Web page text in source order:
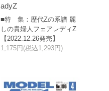
adyZ
■特 集：歴代Zの系譜 麗
しの貴婦人フェアレディZ
【2022.12.26発売】
1,175円(税込1,293円)